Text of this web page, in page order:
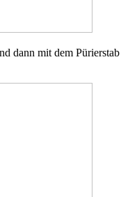
dann mit dem Pürierstab